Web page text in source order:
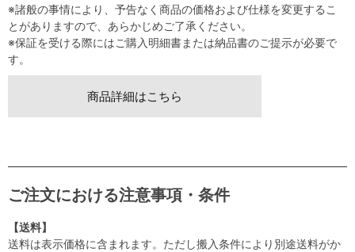
※諸般の事情により、予告なく商品の価格および仕様を変更するこ
とがありますので、あらかじめご了承ください。
※保証を受ける際にはご購入明細書または納品書のご提示が必要で
す。
商品詳細はこちら
ご注文における注意事項・条件
【送料】
送料は表示価格に含まれます。ただし搬入条件により別途送料がか